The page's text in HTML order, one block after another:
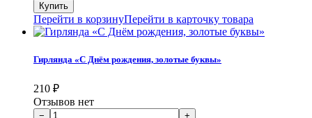
Перейти в корзинуПерейти в карточку товара
Гирлянда «С Днём рождения, золотые буквы»
210 ₽
Отзывов нет